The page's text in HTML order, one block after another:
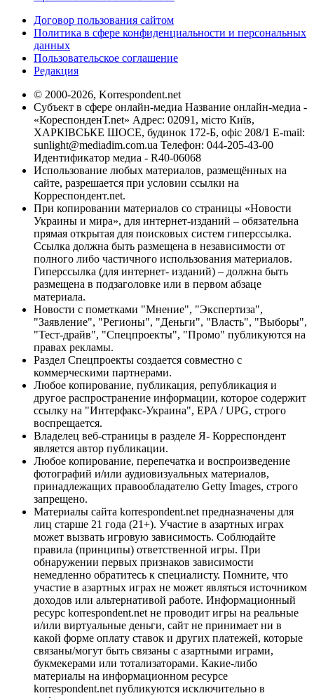
Договор пользования сайтом
Политика в сфере конфиденциальности и персональных
данных
Пользовательское соглашение
Редакция
© 2000-2026, Korrespondent.net
Субъект в сфере онлайн-медиа Название онлайн-медиа -
«КореспонденТ.net» Адрес: 02091, місто Київ,
ХАРКІВСЬКЕ ШОСЕ, будинок 172-Б, офіс 208/1 E-mail:
sunlight@mediadim.com.ua Телефон: 044-205-43-00
Идентификатор медиа - R40-06068
Использование любых материалов, размещённых на
сайте, разрешается при условии ссылки на
Корреспондент.net.
При копировании материалов со страницы «Новости
Украины и мира», для интернет-изданий – обязательна
прямая открытая для поисковых систем гиперссылка.
Ссылка должна быть размещена в независимости от
полного либо частичного использования материалов.
Гиперссылка (для интернет- изданий) – должна быть
размещена в подзаголовке или в первом абзаце
материала.
Новости с пометками "Мнение", "Экспертиза",
"Заявление", "Регионы", "Деньги", "Власть", "Выборы",
"Тест-драйв", "Спецпроекты", "Промо" публикуются на
правах рекламы.
Раздел Спецпроекты создается совместно с
коммерческими партнерами.
Любое копирование, публикация, републикация и
другое распространение информации, которое содержит
ссылку на "Интерфакс-Украина", EPA / UPG, строго
воспрещается.
Владелец веб-страницы в разделе Я- Корреспондент
является автор публикации.
Любое копирование, перепечатка и воспроизведение
фотографий и/или аудиовизуальных материалов,
принадлежащих правообладателю Getty Images, строго
запрещено.
Материалы сайта korrespondent.net предназначены для
лиц старше 21 года (21+). Участие в азартных играх
может вызвать игровую зависимость. Соблюдайте
правила (принципы) ответственной игры. При
обнаружении первых признаков зависимости
немедленно обратитесь к специалисту. Помните, что
участие в азартных играх не может являться источником
доходов или альтернативой работе. Информационный
ресурс korrespondent.net не проводит игры на реальные
и/или виртуальные деньги, сайт не принимает ни в
какой форме оплату ставок и других платежей, которые
связаны/могут быть связаны с азартными играми,
букмекерами или тотализаторами. Какие-либо
материалы на информационном ресурсе
korrespondent.net публикуются исключительно в